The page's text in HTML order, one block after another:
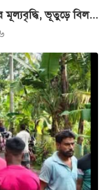
মূল্যবৃদ্ধি, ভূতুড়ে বিল...